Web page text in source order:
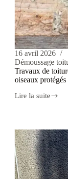
16 avril 2026
Démoussage
Travaux de
oiseaux protégés
Lire la suite